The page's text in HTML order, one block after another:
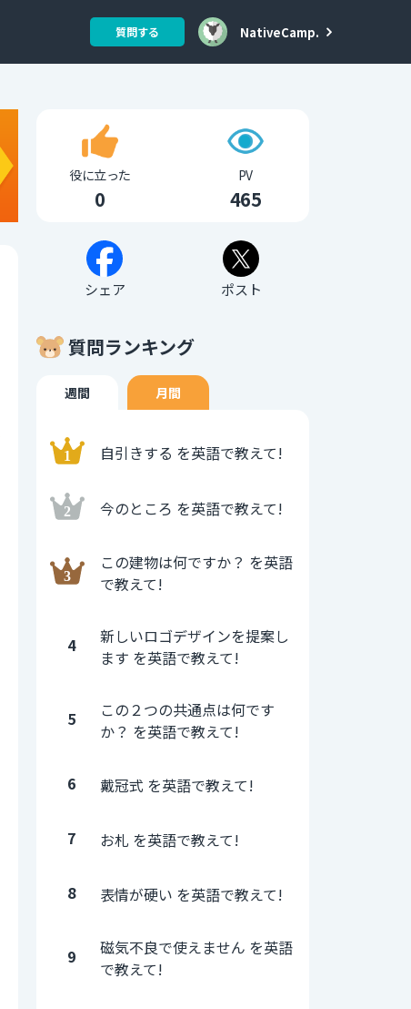
質問する NativeCamp.
役に立った
0
PV
465
シェア ポスト
質問ランキング
週間 月間
自引きする を英語で教えて!
今のところ を英語で教えて!
この建物は何ですか？ を英語
で教えて!
4
新しいロゴデザインを提案し
ます を英語で教えて!
5
この２つの共通点は何です
か？ を英語で教えて!
6 戴冠式 を英語で教えて!
7 お札 を英語で教えて!
8 表情が硬い を英語で教えて!
9
磁気不良で使えません を英語
で教えて!